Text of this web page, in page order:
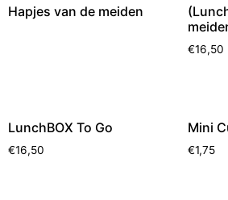
Hapjes van de meiden
€16,50
LunchBOX To Go
€16,50
Mini
€1,75